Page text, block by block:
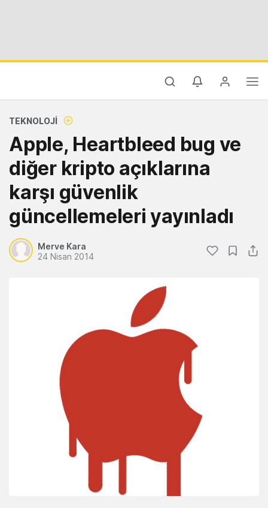
TEKNOLOJI
Apple, Heartbleed bug ve
diğer kripto açıklarına
karşı güvenlik
güncellemeleri yayınladı
Merve Kara
24 Nisan 2014